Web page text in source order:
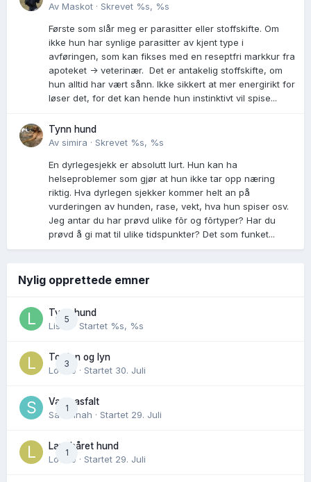
Av Maskot · Skrevet %s, %s
Første som slår meg er parasitter eller stoffskifte. Om
ikke hun har synlige parasitter av kjent type i
avføringen, som kan fikses med en reseptfri markkur fra
apoteket -> veterinær. Det er antakelig stoffskifte, om
hun alltid har vært sånn. Ikke sikkert at mer energirikt for
løser det, for det kan hende hun instinktivt vil spise...
Tynn hund
Av simira · Skrevet %s, %s
En dyrlegesjekk er absolutt lurt. Hun kan ha
helseproblemer som gjør at hun ikke tar opp næring
riktig. Hva dyrlegen sjekker kommer helt an på
vurderingen av hunden, rase, vekt, hva hun spiser osv.
Jeg antar du har prøvd ulike fõr og fõrtyper? Har du
prøvd å gi mat til ulike tidspunkter? Det som funket...
Nylig opprettede emner
5
Tynn hund
Lisen
· Startet %s, %s
3
Torden og lyn
Lovise · Startet 30. Juli
1
Varm asfalt
Savannah · Startet 29. Juli
1
Langhåret hund
Lovise · Startet 29. Juli